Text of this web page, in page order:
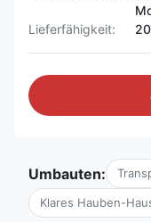
Lieferfähigkeit:
Umbauten:
Klares Hauben-